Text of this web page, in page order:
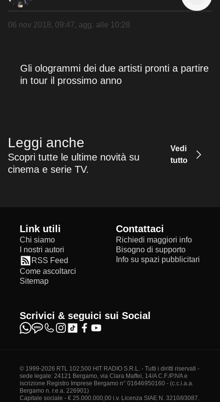
06 nov 2018, 09:47, agg. alle 10:28
Gli ologrammi dei due artisti pronti a partire
in tour il prossimo anno
Leggi anche
Scopri tutte le ultime novità su
cinema e serie TV.
Vedi
tutto
Link utili
Chi siamo
I nostri autori
RSS Feed
Come ascoltarci
Sitemap
Contattaci
Richiedi maggiori info
Bisogno di supporto
Info su spazi pubblicitari
Scrivici & seguici sui Social
© 1999-2026 RTL 102,500 HIT RADIO S.R.L. - Tutti i diritti riservati -
sede legale: 24121 Bergamo, via Clara Maffei, 14/A C.F./P.IVA e
iscrizione Registro Imprese Bergamo n° 01646950160 - (c.c.i.a.a.
Bergamo n. r.e.a. 226901)
Capitale sociale - € 25.000.000,00 i.v. Licenza SIAE N. 3210/I/3087.